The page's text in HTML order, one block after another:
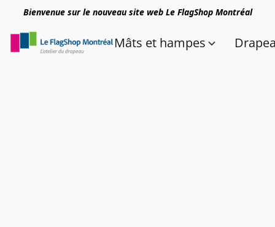
Bienvenue sur le nouveau site web Le FlagShop Montréal
Mâts et hampes